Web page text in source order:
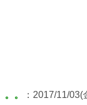
。
：2017/11/